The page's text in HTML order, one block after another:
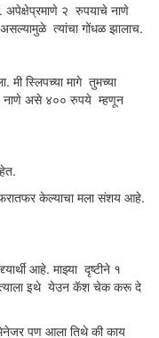
अपेक्षेप्रमाणे २ रुपयाचे नाणे
त्यांचा गोंधळ झालाच.
मी स्लिपच्या मागे तुमच्या
नाणे असे ४०० रुपये म्हणून
केल्याचा मला संशय आहे.
आहे. माझ्या दृष्टीने १
त्याला इथे येउन कॅश चेक करू दे
पण आला तिथे की काय